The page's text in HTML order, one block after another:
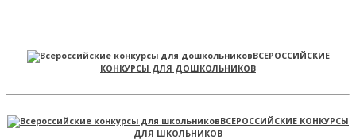
ВСЕРОССИЙСКИЕ
КОНКУРСЫ ДЛЯ ДОШКОЛЬНИКОВ
ВСЕРОССИЙСКИЕ КОНКУРСЫ
ДЛЯ ШКОЛЬНИКОВ